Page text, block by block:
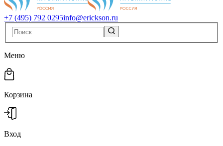
+7 (495) 792 0295info@erickson.ru
Меню
Корзина
Вход